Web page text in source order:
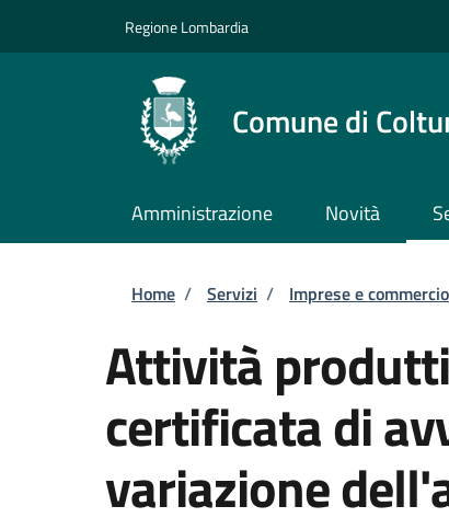
Regione Lombardia
Comune di
Amministrazione Novità
Briciole di pane
Home / Servizi / Imprese e commercio
Attività
certificata di
variazione